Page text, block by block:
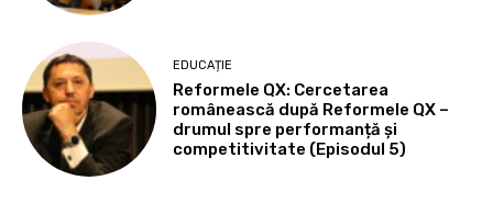
EDUCAȚIE
Reformele QX: Cercetarea
românească după Reformele QX –
drumul spre performanță și
competitivitate (Episodul 5)